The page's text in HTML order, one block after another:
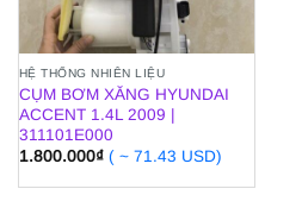
HỆ THỐNG NHIÊN LIỆU
CỤM BƠM XĂNG HYUNDAI
ACCENT 1.4L 2009 |
311101E000
1.800.000₫ ( ~ 71.43 USD)